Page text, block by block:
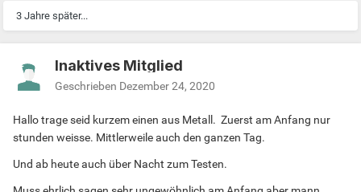
3 Jahre später...
Inaktives Mitglied
Geschrieben Dezember 24, 2020
Hallo trage seid kurzem einen aus Metall. Zuerst am Anfang nur
stunden weisse. Mittlerweile auch den ganzen Tag.
Und ab heute auch über Nacht zum Testen.